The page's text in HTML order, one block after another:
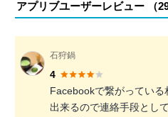
アプリブユーザーレビュー （
石狩鍋
4
Facebookで繋がっている
出来るので連絡手段とし